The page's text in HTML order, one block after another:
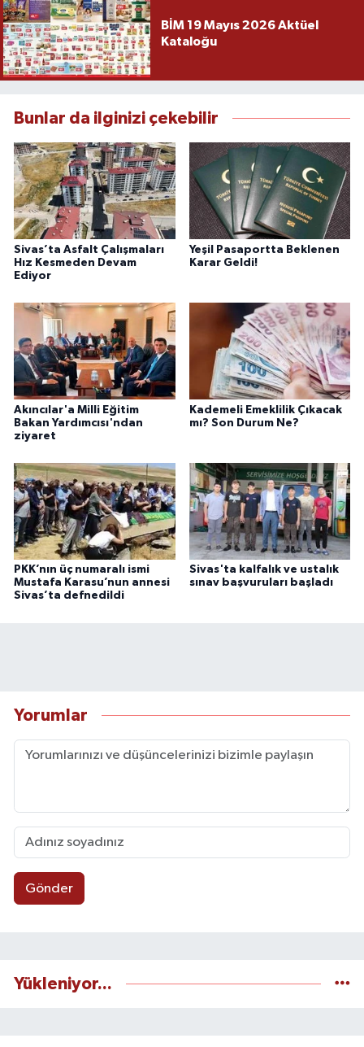
BİM 19 Mayıs 2026 Aktüel
Kataloğu
Bunlar da ilginizi çekebilir
Sivas’ta Asfalt Çalışmaları
Hız Kesmeden Devam
Ediyor
Yeşil Pasaportta Beklenen
Karar Geldi!
Akıncılar'a Milli Eğitim
Bakan Yardımcısı'ndan
ziyaret
Kademeli Emeklilik Çıkacak
mı? Son Durum Ne?
PKK’nın üç numaralı ismi
Mustafa Karasu’nun annesi
Sivas’ta defnedildi
Sivas'ta kalfalık ve ustalık
sınav başvuruları başladı
Yorumlar
Gönder
Yükleniyor...